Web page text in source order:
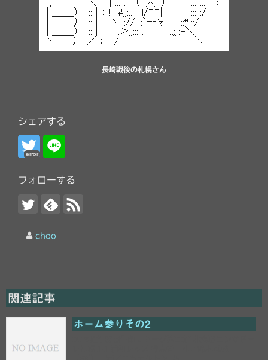
長崎戦後の札幌さん
シェアする
error
フォローする
choo
関連記事
ホーム参りその2